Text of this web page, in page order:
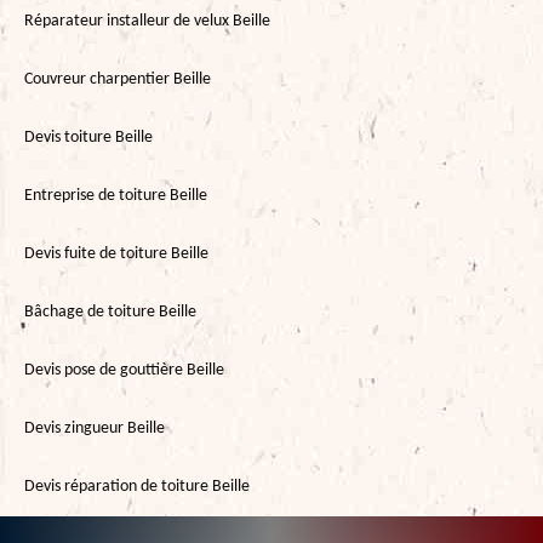
Réparateur installeur de velux Beille
Couvreur charpentier Beille
Devis toiture Beille
Entreprise de toiture Beille
Devis fuite de toiture Beille
Bâchage de toiture Beille
Devis pose de gouttière Beille
Devis zingueur Beille
Devis réparation de toiture Beille